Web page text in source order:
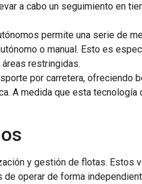
a cabo un seguimiento en
permite una serie de
o manual. Esto es
restringidas.
por carretera,
A medida que esta tecnología
y gestión de flotas. Estos
operar de forma